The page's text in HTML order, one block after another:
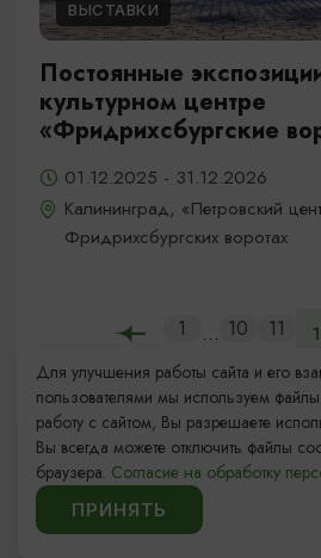
ВЫСТАВКИ
Постоянные
культурном центре
«Фридрихсбургские
01.12.2025 - 31.12.2026
Калининград, «Петровский
Фридрихсбургских воротах
1 ... 10 11
ИЩИТЕ ТАКЖЕ НА
Для улучшения работы сайта и его
пользователями мы используем
работу с сайтом, Вы разрешаете
Вы всегда можете отключить файлы
браузера. Согласие на обработку
ПРИНЯТЬ